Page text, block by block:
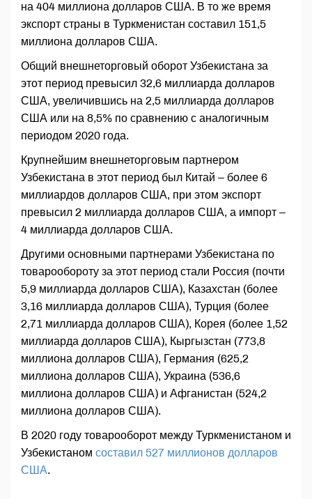
на 404 миллиона долларов США. В то же время
экспорт страны в Туркменистан составил 151,5
миллиона долларов США.
Общий внешнеторговый оборот Узбекистана за
этот период превысил 32,6 миллиарда долларов
США, увеличившись на 2,5 миллиарда долларов
США или на 8,5% по сравнению с аналогичным
периодом 2020 года.
Крупнейшим внешнеторговым партнером
Узбекистана в этот период был Китай – более 6
миллиардов долларов США, при этом экспорт
превысил 2 миллиарда долларов США, а импорт –
4 миллиарда долларов США.
Другими основными партнерами Узбекистана по
товарообороту за этот период стали Россия (почти
5,9 миллиарда долларов США), Казахстан (более
3,16 миллиарда долларов США), Турция (более
2,71 миллиарда долларов США), Корея (более 1,52
миллиарда долларов США), Кыргызстан (773,8
миллиона долларов США), Германия (625,2
миллиона долларов США), Украина (536,6
миллиона долларов США) и Афганистан (524,2
миллиона долларов США).
В 2020 году товарооборот между Туркменистаном и
Узбекистаном составил 527 миллионов долларов
США.